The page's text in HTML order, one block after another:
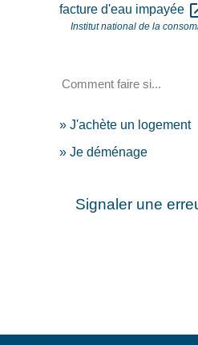
facture d'eau impayée
Institut national de la
Comment faire si...
J'achète un logement
Je déménage
Signaler une